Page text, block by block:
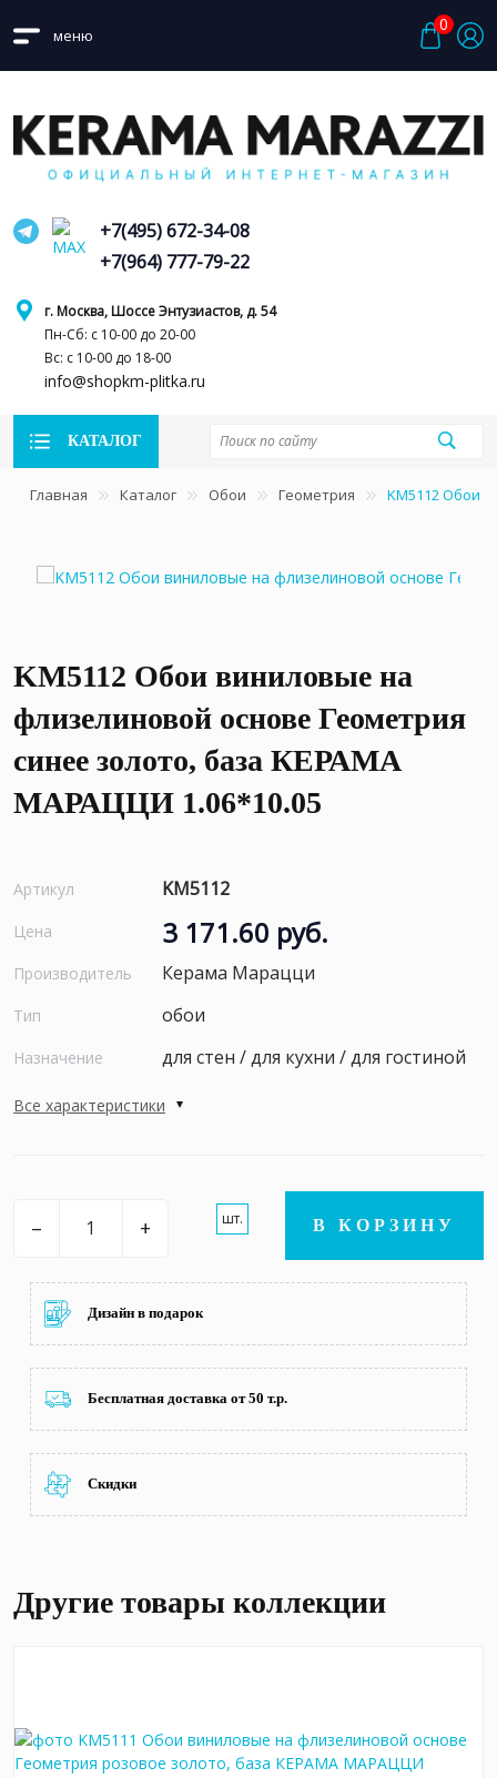
меню
0
г. Москва, Шоссе Энтузиастов, д. 54
Пн-Сб: с 10-00 до 20-00
Вс: с 10-00 до 18-00
info@shopkm-plitka.ru
+7(495) 672-34-08
+7(964) 777-79-22
КАТАЛОГ
Главная Каталог Обои Геометрия KM5112 Обои
KM5112 Обои виниловые на
флизелиновой основе Геометрия
синее золото, база КЕРАМА
МАРАЦЦИ 1.06*10.05
Артикул KM5112
Цена 3 171.60 руб.
Производитель Керама Марацци
Тип обои
Назначение для стен / для кухни / для гостиной
Все характеристики
– + шт. В КОРЗИНУ
Дизайн в подарок
Бесплатная доставка от 50 т.р.
Скидки
Другие товары коллекции